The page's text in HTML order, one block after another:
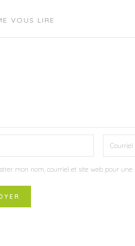
VOUS LIRE
mon nom, courriel et site web pour une